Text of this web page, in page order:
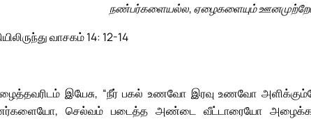
நண்பர்களையல்ல, ஏழைகளையும்
வாசகம் 14: 12-14
இயேசு, “நீர் பகல் உணவோ இரவு உணவோ
செல்வம் படைத்த அண்டை வீட்டாரையோ